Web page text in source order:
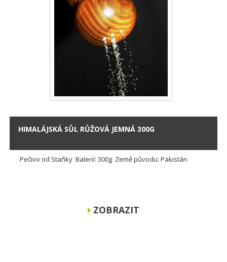
HIMALÁJSKÁ SŮL RŮŽOVÁ JEMNÁ 300G
Pečivo od Staňky Balení: 300g Země původu: Pakistán
ZOBRAZIT